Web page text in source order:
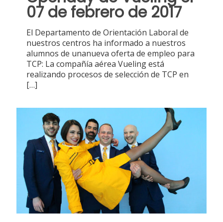
07 de febrero de 2017
El Departamento de Orientación Laboral de
nuestros centros ha informado a nuestros
alumnos de unanueva oferta de empleo para
TCP: La compañía aérea Vueling está
realizando procesos de selección de TCP en
[…]